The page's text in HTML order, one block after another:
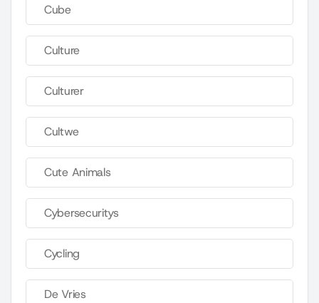
Cube
Culture
Culturer
Cultwe
Cute Animals
Cybersecuritys
Cycling
De Vries